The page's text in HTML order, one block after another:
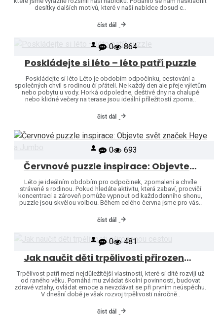
desítky dalších motivů, které v naší nabídce dosud c..
číst dál
0 864
Poskládejte si léto – léto patří puzzle
Poskládejte si léto Léto je obdobím odpočinku, cestování a
společných chvil s rodinou či přáteli. Ne každý den ale přeje výletům
nebo pobytu u vody. Horká odpoledne, deštivé dny na chalupě
nebo klidné večery na terase jsou ideální příležitostí zpoma..
číst dál
0 693
Červnové puzzle inspirace: Objevte svět značek Heye a Jumbo
Léto je ideálním obdobím pro odpočinek, zpomalení a chvíle
strávené s rodinou. Pokud hledáte aktivitu, která zabaví, procvičí
koncentraci a zároveň pomůže vypnout od každodenního shonu,
puzzle jsou skvělou volbou. Během celého června jsme pro vás..
číst dál
0 481
Jak naučit děti trpělivosti přirozenou cestou
Trpělivost patří mezi nejdůležitější vlastnosti, které si dítě rozvíjí už
od raného věku. Pomáhá mu zvládat školní povinnosti, budovat
zdravé vztahy, ovládat emoce a nevzdávat se při prvním neúspěchu.
V dnešní době je však rozvoj trpělivosti náročně..
číst dál